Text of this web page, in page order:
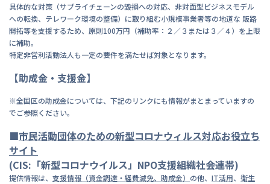
具体的な対策（サプライチェーンの毀損への対応、非対面型ビジネスモデル
への転換、テレワーク環境の整備）に取り組む小規模事業者等の地道な 販路
開拓等を支援するため、原則100万円（補助率：２／３または３／４）を上限
に補助。
特定非営利活動法人も一定の要件を満たせば対象となります。
【助成金・支援金】
※全国区の助成金については、下記のリンクにも情報がまとまっていますの
でご参照ください。
■市民活動団体のための新型コロナウィルス対応お役立ち
サイト
(CIS:「新型コロナウイルス」NPO支援組織社会連帯)
提供情報は、 支援情報（資金調達・経費減免、助成金） の他、 IT活用、 衛生